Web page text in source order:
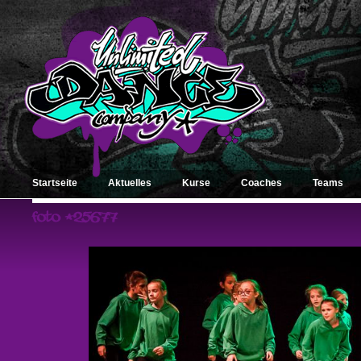
Startseite Aktuelles Kurse Coaches Teams